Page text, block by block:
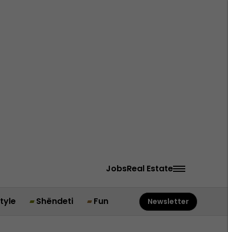
JobsReal Estate
Shëndeti Fun Newsletter